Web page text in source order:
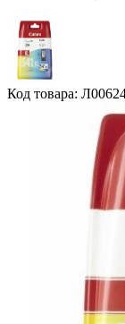
Код товара: